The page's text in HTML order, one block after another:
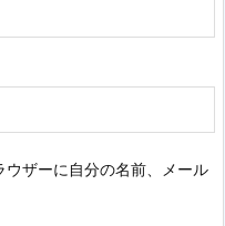
ザーに自分の名前、メール